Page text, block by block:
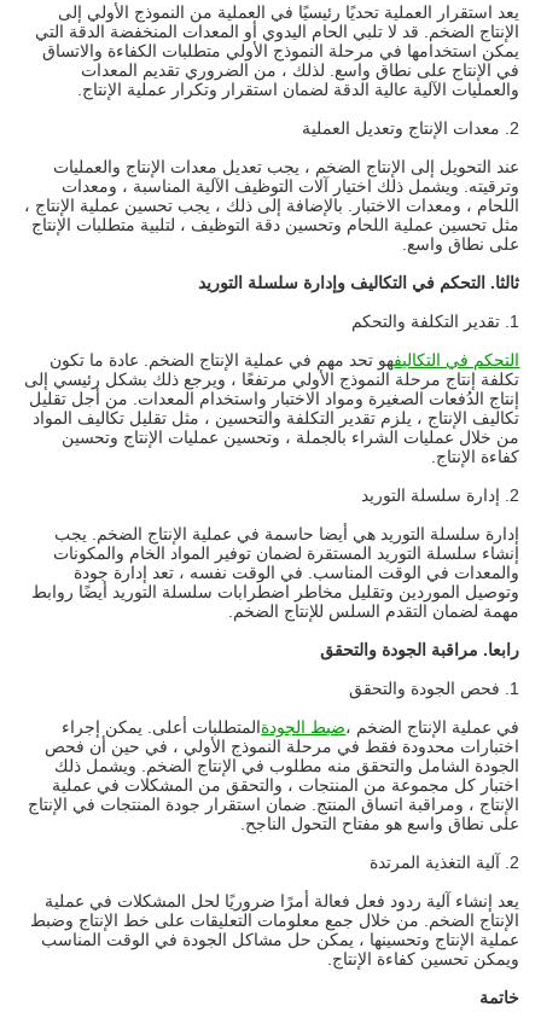
يعد استقرار العملية تحديًا رئيسيًا في العملية من النموذج الأولي إلى
الإنتاج الضخم. قد لا تلبي الحام اليدوي أو المعدات المنخفضة الدقة التي
يمكن استخدامها في مرحلة النموذج الأولي متطلبات الكفاءة والاتساق
في الإنتاج على نطاق واسع. لذلك ، من الضروري تقديم المعدات
والعمليات الآلية عالية الدقة لضمان استقرار وتكرار عملية الإنتاج.
2. معدات الإنتاج وتعديل العملية
عند التحويل إلى الإنتاج الضخم ، يجب تعديل معدات الإنتاج والعمليات
وترقيته. ويشمل ذلك اختيار آلات التوظيف الآلية المناسبة ، ومعدات
اللحام ، ومعدات الاختبار. بالإضافة إلى ذلك ، يجب تحسين عملية الإنتاج ،
مثل تحسين عملية اللحام وتحسين دقة التوظيف ، لتلبية متطلبات الإنتاج
على نطاق واسع.
ثالثا. التحكم في التكاليف وإدارة سلسلة التوريد
1. تقدير التكلفة والتحكم
التحكم في التكاليفهو تحد مهم في عملية الإنتاج الضخم. عادة ما تكون
تكلفة إنتاج مرحلة النموذج الأولي مرتفعًا ، ويرجع ذلك بشكل رئيسي إلى
إنتاج الدُفعات الصغيرة ومواد الاختبار واستخدام المعدات. من أجل تقليل
تكاليف الإنتاج ، يلزم تقدير التكلفة والتحسين ، مثل تقليل تكاليف المواد
من خلال عمليات الشراء بالجملة ، وتحسين عمليات الإنتاج وتحسين
كفاءة الإنتاج.
2. إدارة سلسلة التوريد
إدارة سلسلة التوريد هي أيضا حاسمة في عملية الإنتاج الضخم. يجب
إنشاء سلسلة التوريد المستقرة لضمان توفير المواد الخام والمكونات
والمعدات في الوقت المناسب. في الوقت نفسه ، تعد إدارة جودة
وتوصيل الموردين وتقليل مخاطر اضطرابات سلسلة التوريد أيضًا روابط
مهمة لضمان التقدم السلس للإنتاج الضخم.
رابعا. مراقبة الجودة والتحقق
1. فحص الجودة والتحقق
في عملية الإنتاج الضخم ،ضبط الجودةالمتطلبات أعلى. يمكن إجراء
اختبارات محدودة فقط في مرحلة النموذج الأولي ، في حين أن فحص
الجودة الشامل والتحقق منه مطلوب في الإنتاج الضخم. ويشمل ذلك
اختبار كل مجموعة من المنتجات ، والتحقق من المشكلات في عملية
الإنتاج ، ومراقبة اتساق المنتج. ضمان استقرار جودة المنتجات في الإنتاج
على نطاق واسع هو مفتاح التحول الناجح.
2. آلية التغذية المرتدة
يعد إنشاء آلية ردود فعل فعالة أمرًا ضروريًا لحل المشكلات في عملية
الإنتاج الضخم. من خلال جمع معلومات التعليقات على خط الإنتاج وضبط
عملية الإنتاج وتحسينها ، يمكن حل مشاكل الجودة في الوقت المناسب
ويمكن تحسين كفاءة الإنتاج.
خاتمة